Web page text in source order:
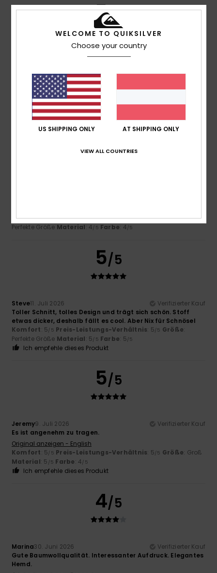
5/5
Original anzeigen - Castellano
Komfort: 5/5 Preis-Leistungs-Verhältnis
Material: 5/5 Farbe: 5/5
Ich empfehle dieses Produkt
4
Komfort: 4/5 Preis-Leistungs-Verhältnis: 4/5 Größe:
Perfekte Größe Material: 4/5 Farbe: 4/5
5/5
Steve11. Juli 2026
Verifizierter Kauf
Toller Schnitt, tolles Design und trägt sich schön. Stoff
etwas dicker, deshalb fällt es cool. Aber Nix für Schnösel
Komfort: 5/5 Preis-Leistungs-Verhältnis: 5/5 Größe:
Perfekte Größe Material: 5/5 Farbe: 5/5
Ich empfehle dieses Produkt
5/5
Jeremy9. Juli 2026
Verifizierter Kauf
Es ist angenehm zu tragen.
Original anzeigen - English
Komfort: 5/5 Preis-Leistungs-Verhältnis: 5/5 Größe: Groß
Material: 5 /5 Farbe: 4/5
Ich empfehle dieses Produkt
4/5
Marina30. Juni 2026
Verifizierter Kauf
Gute Baumwollqualität. Interessanter Aufdruck. Elegantes
Hemd.
WELCOME TO QUIKSILVER
Choose your country
US SHIPPING ONLY AT SHIPPING ONLY
VIEW ALL COUNTRIES